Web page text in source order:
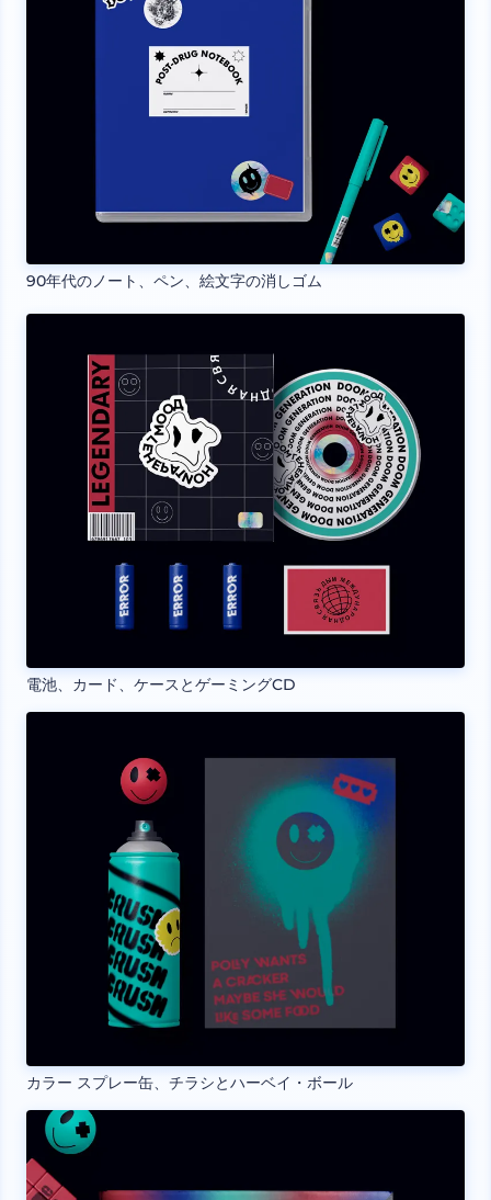
90年代のノート、ペン、絵文字の消しゴム
電池、カード、ケースとゲーミングCD
カラー スプレー缶、チラシとハーベイ・ボール